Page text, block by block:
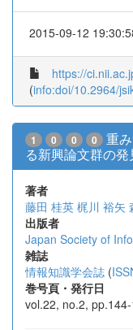
2015-09-12
https://
(info:doi/10.2964/
1 0 0 0
重
る新興論文群の発
著者
藤田 桂英 梶川 裕矢
出版者
Japan Society of
雑誌
情報知識学会誌 (
巻号頁・発行日
vol.22, no.2,